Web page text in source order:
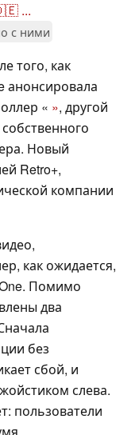
...
с ними
того, как
анонсировала
« », другой
Новый
Retro+,
компании
как ожидается,
Помимо
два
без
сбой, и
слева.
пользователи